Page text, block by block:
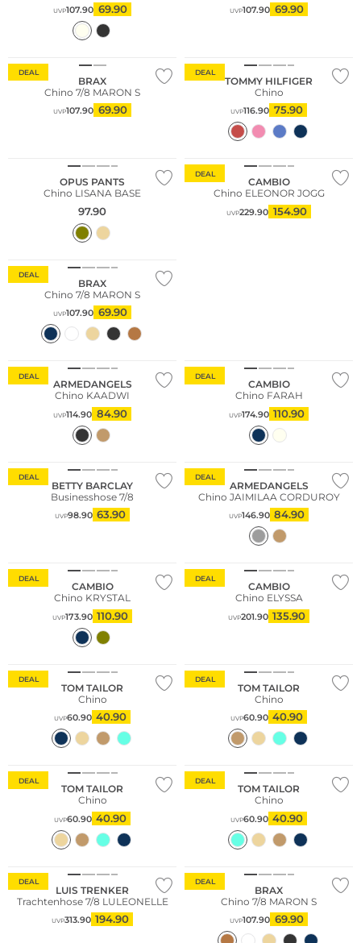
UVP107.90 69.90 UVP107.90 69.90
DEAL
BRAX
Chino 7/8 MARON S
UVP107.90 69.90
DEAL
TOMMY HILFIGER
Chino
UVP116.90 75.90
OPUS PANTS
Chino LISANA BASE
97.90
DEAL
CAMBIO
Chino ELEONOR JOGG
UVP229.90 154.90
DEAL
BRAX
Chino 7/8 MARON S
UVP107.90 69.90
DEAL
Nachhaltig
ARMEDANGELS
Chino KAADWI
UVP114.90 84.90
DEAL
CAMBIO
Chino FARAH
UVP174.90 110.90
DEAL
BETTY BARCLAY
Businesshose 7/8
UVP98.90 63.90
DEAL
ARMEDANGELS
Chino JAIMILAA CORDUROY
UVP146.90 84.90
DEAL
CAMBIO
Chino KRYSTAL
UVP173.90 110.90
DEAL
CAMBIO
Chino ELYSSA
UVP201.90 135.90
DEAL
TOM TAILOR
Chino
UVP60.90 40.90
DEAL
TOM TAILOR
Chino
UVP60.90 40.90
DEAL
Große Größen
TOM TAILOR
Chino
UVP60.90 40.90
DEAL
Große Größen
TOM TAILOR
Chino
UVP60.90 40.90
DEAL
LUIS TRENKER
Trachtenhose 7/8 LULEONELLE
UVP313.90 194.90
DEAL
Große Größen
BRAX
Chino 7/8 MARON S
UVP107.90 69.90